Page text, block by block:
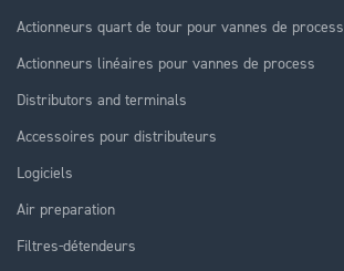
Actionneurs quart de tour pour vannes de process
Actionneurs linéaires pour vannes de process
Distributors and terminals
Accessoires pour distributeurs
Logiciels
Air preparation
Filtres-détendeurs